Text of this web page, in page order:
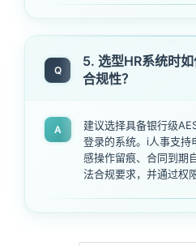
Q
5. 选型HR系统时
合规性？
A
建议选择具备银行级
登录的系统。i人事支持
感操作留痕、合同到期
法合规要求，并通过权